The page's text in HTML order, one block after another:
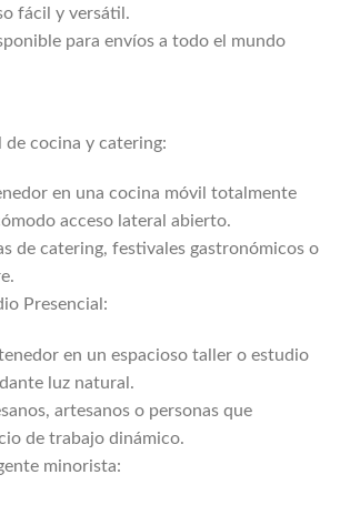
fácil y versátil.
para envíos a todo el mundo
cocina y catering:
en una cocina móvil totalmente
acceso lateral abierto.
de catering, festivales gastronómicos o
Presencial:
en un espacioso taller o estudio
luz natural.
artesanos o personas que
de trabajo dinámico.
minorista: